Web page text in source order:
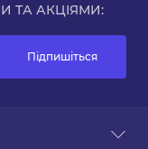
ТА АКЦІЯМИ:
Підпишіться